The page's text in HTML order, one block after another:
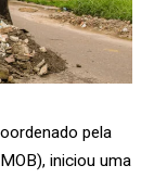
pela
iniciou uma